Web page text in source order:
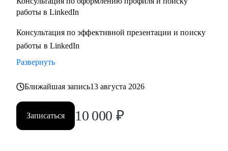
управленческих позиций
работы в LinkedIn
Консультация по эффективной презентации и поиску
работы в LinkedIn
Развернуть
Ближайшая запись13 августа 2026
Записаться 10 000 ₽